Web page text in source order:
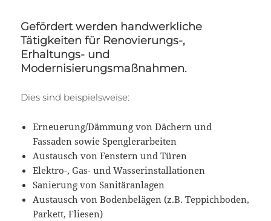
Gefördert werden handwerkliche
Tätigkeiten für Renovierungs-,
Erhaltungs- und
Modernisierungsmaßnahmen.
Dies sind beispielsweise:
Erneuerung/Dämmung von Dächern und
Fassaden sowie Spenglerarbeiten
Austausch von Fenstern und Türen
Elektro-, Gas- und Wasserinstallationen
Sanierung von Sanitäranlagen
Austausch von Bodenbelägen (z.B. Teppichboden,
Parkett, Fliesen)